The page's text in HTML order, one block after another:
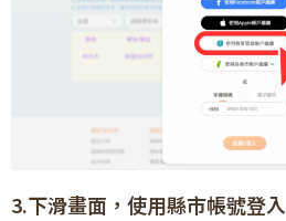
3.下滑畫面，使用縣市帳號登入